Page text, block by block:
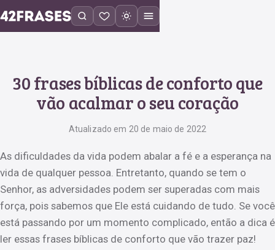
30 frases bíblicas de conforto que
vão acalmar o seu coração
Atualizado em 20 de maio de 2022
As dificuldades da vida podem abalar a fé e a esperança na
vida de qualquer pessoa. Entretanto, quando se tem o
Senhor, as adversidades podem ser superadas com mais
força, pois sabemos que Ele está cuidando de tudo. Se você
está passando por um momento complicado, então a dica é
ler essas frases bíblicas de conforto que vão trazer paz!